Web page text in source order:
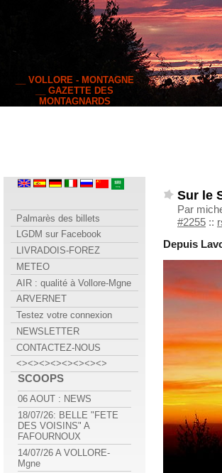
__ VOLLORE - MONTAGNE
__ GAZETTE DES
MONTAGNARDS
Sur le
Par
#2255 ::
Depuis
Palmarès des billets
LGDM sur Facebook
LIVRADOIS-FOREZ
METEO
AIR : qualité à Vollore-Mgne
ARVERNET
Testez votre connexion
NEWSLETTER
CONTACTEZ-NOUS
<><><><><><><><>
SCOOPS
06 AOUT : NEWS
18/07/26: BELLE "FETE
DES VOISINS" A
FAFOURNOUX
14/07/26 A VOLLORE-
Mgne